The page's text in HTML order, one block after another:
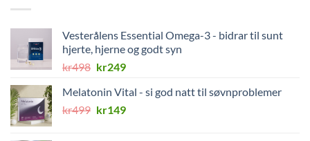
Vesterålens Essential Omega-3 - bidrar til sunt
hjerte, hjerne og godt syn
kr498 Opprinnelig
var:
kr498.
kr249Nåværende
er:
kr249.
Melatonin Vital - si god natt til søvnproblemer
kr499 Opprinnelig
kr149Nåværende